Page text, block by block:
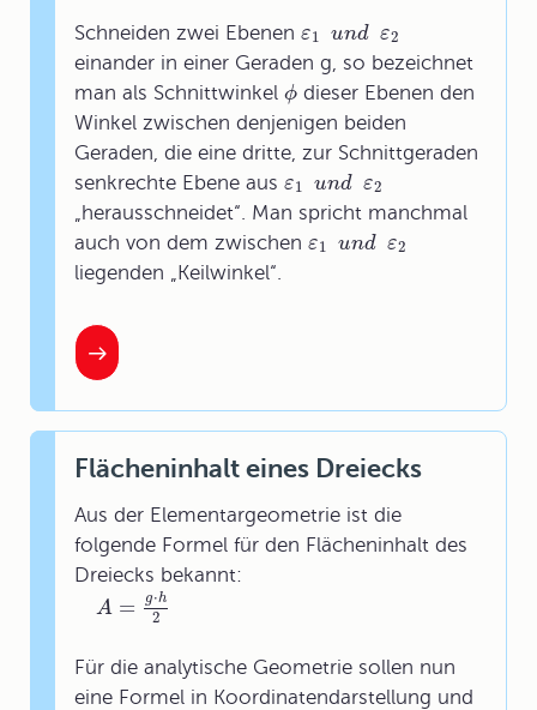
Schneiden zwei Ebenen ε1 und ε2
einander in einer Geraden g, so bezeichnet
man als Schnittwinkel ϕ dieser Ebenen den
Winkel zwischen denjenigen beiden
Geraden, die eine dritte, zur Schnittgeraden
senkrechte Ebene aus ε1 und ε2
„herausschneidet“. Man spricht manchmal
auch von dem zwischen ε1 und ε2
liegenden „Keilwinkel“.
Flächeninhalt eines Dreiecks
Aus der Elementargeometrie ist die
folgende Formel für den Flächeninhalt des
Dreiecks bekannt:
A = g⋅h
2
Für die analytische Geometrie sollen nun
eine Formel in Koordinatendarstellung und